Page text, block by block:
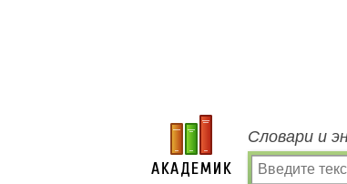
Словари и